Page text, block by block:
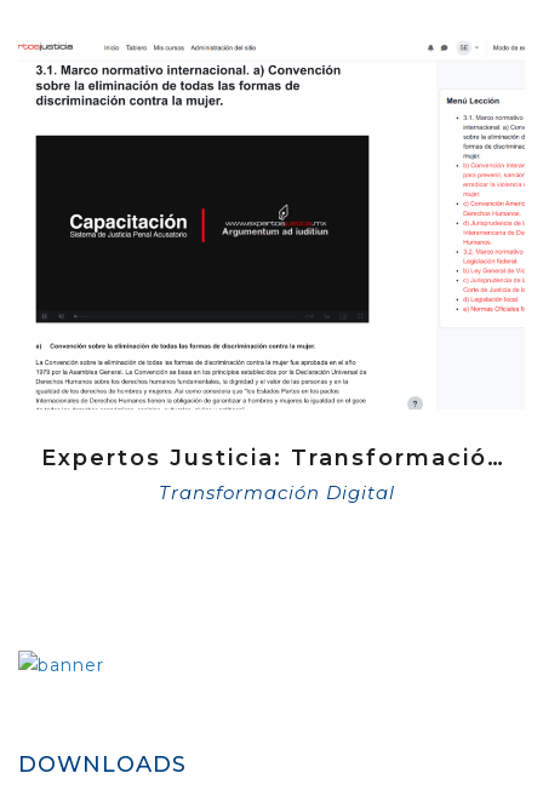
Expertos Justicia: Transformación Digital en la Capacitación del Sistema de Justicia Penal Mexicano
Transformación Digital
DOWNLOADS